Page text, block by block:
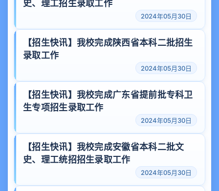
史、理工招生录取工作
2024年05月30日
【招生快讯】我校完成陕西省本科二批招生
录取工作
2024年05月30日
【招生快讯】我校完成广东省提前批专科卫
生专项招生录取工作
2024年05月30日
【招生快讯】我校完成安徽省本科二批文
史、理工统招招生录取工作
2024年05月30日